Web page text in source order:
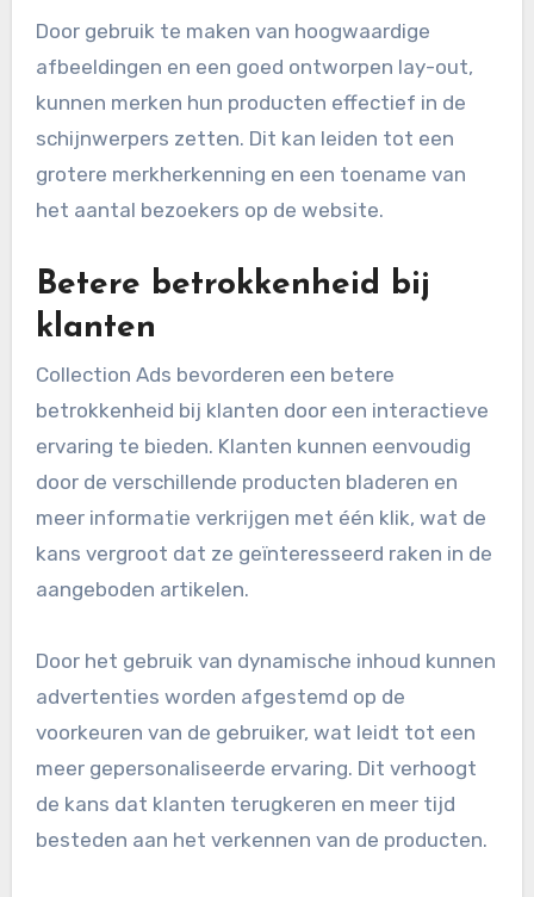
Door gebruik te maken van hoogwaardige
afbeeldingen en een goed ontworpen lay-out,
kunnen merken hun producten effectief in de
schijnwerpers zetten. Dit kan leiden tot een
grotere merkherkenning en een toename van
het aantal bezoekers op de website.
Betere betrokkenheid bij
klanten
Collection Ads bevorderen een betere
betrokkenheid bij klanten door een interactieve
ervaring te bieden. Klanten kunnen eenvoudig
door de verschillende producten bladeren en
meer informatie verkrijgen met één klik, wat de
kans vergroot dat ze geïnteresseerd raken in de
aangeboden artikelen.
Door het gebruik van dynamische inhoud kunnen
advertenties worden afgestemd op de
voorkeuren van de gebruiker, wat leidt tot een
meer gepersonaliseerde ervaring. Dit verhoogt
de kans dat klanten terugkeren en meer tijd
besteden aan het verkennen van de producten.